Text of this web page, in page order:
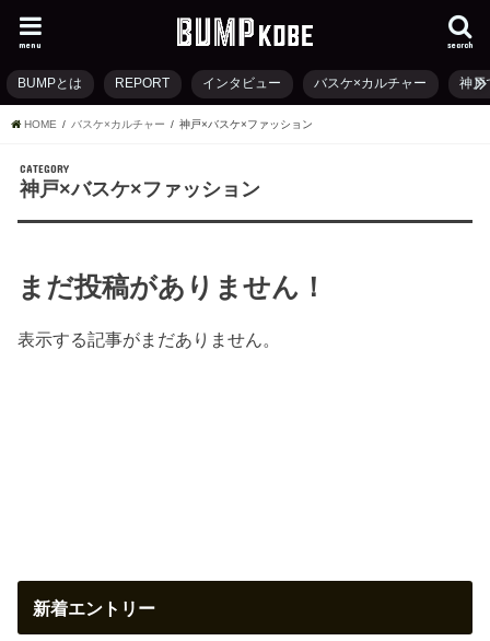
search
menu
BUMPとは REPORT インタビュー バスケ×カルチャー 神戸
HOME バスケ×カルチャー 神戸×バスケ×ファッション
CATEGORY
神戸×バスケ×ファッション
まだ投稿がありません！
表示する記事がまだありません。
新着エントリー